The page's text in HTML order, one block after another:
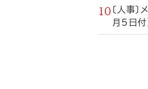
〔人事〕
月5日